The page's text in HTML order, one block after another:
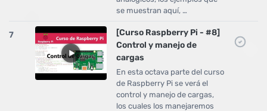
se muestran aquí, …
7
[Curso Raspberry Pi - #8]
Control y manejo de
cargas
En esta octava parte del curso
de Raspberry Pi se verá el
control y manejo de cargas,
los cuales los manejaremos